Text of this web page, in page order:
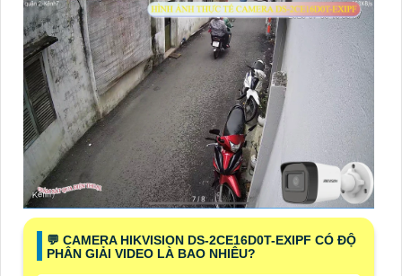
️💬 CAMERA HIKVISION DS-2CE16D0T-EXIPF CÓ ĐỘ
PHÂN GIẢI VIDEO LÀ BAO NHIÊU?